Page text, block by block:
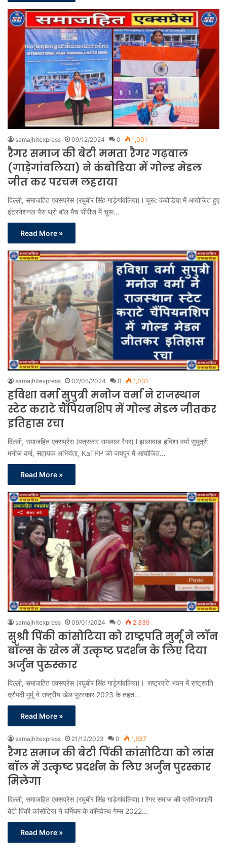
samajhitexpress 09/12/2024 0 1,001
रैगर समाज की बेटी ममता रैगर गढ़वाल
(गाड़ेगांवलिया) ने कंबोडिया में गोल्ड मेडल
जीत कर परचम लहराया
दिल्ली, समाजहित एक्सप्रेस (रघुबीर सिंह गाड़ेगांवलिया) l चूरू: कंबोडिया में आयोजित हुए
इंटरनेशनल पैरा थ्रो बॉल मैच सीरीज में चूरू…
Read More »
samajhitexpress 02/05/2024 0 1,031
हविशा वर्मा सुपुत्री मनोज वर्मा ने राजस्थान
स्टेट कराटे चैंपियनशिप में गोल्ड मेडल जीतकर
इतिहास रचा
दिल्ली, समाजहित एक्सप्रेस (पत्रकार रामलाल रैगर) l झालावाड़ हविशा वर्मा सुपुत्री
मनोज वर्मा, सहायक अभियंता, KaTPP को जयपुर में आयोजित…
Read More »
samajhitexpress 09/01/2024 0 2,339
सुश्री पिंकी कांसोटिया को राष्ट्रपति मुर्मू ने लॉन
बॉल्स के खेल में उत्कृष्ट प्रदर्शन के लिए दिया
अर्जुन पुरुस्कार
दिल्ली, समाजहित एक्सप्रेस (रघुबीर सिंह गाड़ेगांवलिया) l राष्ट्रपति भवन में राष्ट्रपति
द्रौपदी मुर्मू ने राष्ट्रीय खेल पुरस्कार 2023 के तहत…
Read More »
samajhitexpress 21/12/2023 0 1,637
रैगर समाज की बेटी पिंकी कांसोटिया को लांस
बॉल में उत्कृष्ट प्रदर्शन के लिए अर्जुन पुरस्कार
मिलेगा
दिल्ली, समाजहित एक्सप्रेस (रघुबीर सिंह गाड़ेगांवलिया) l रैगर समाज की प्रतिभाशाली
बेटी पिंकी कांसोटिया ने बर्मिघम के कॉमवेल्थ गेम्स 2022…
Read More »